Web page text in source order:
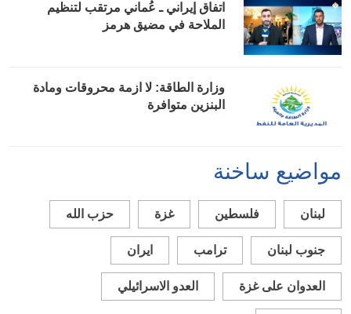
اتفاق إيراني ـ عُماني مرتقب لتنظيم
الملاحة في مضيق هرمز
وزارة الطاقة: لا ازمة محروقات ومادة
البنزين متوافرة
مواضيع ساخنة
لبنان فلسطين غزة حزب الله
جنوب لبنان ترامب ايران
العدوان على غزة العدو الاسرائيلي